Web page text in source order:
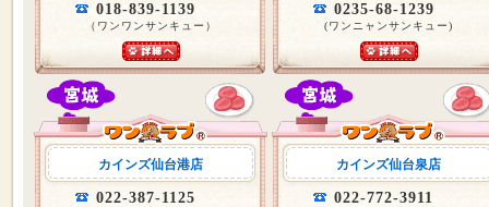
018-839-1139
（ワンワンサンキュー）
0235-68-1239
(ワンニャンサンキュー)
カインズ仙台港店
022-387-1125
カインズ仙台泉店
022-772-3911